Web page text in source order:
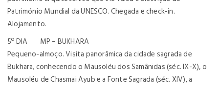
Património Mundial da UNESCO. Chegada e check-in.
Alojamento.
5º DIA MP – BUKHARA
Pequeno-almoço. Visita panorâmica da cidade sagrada de
Bukhara, conhecendo o Mausoléu dos Samânidas (séc. IX-X), o
Mausoléu de Chasmai Ayub e a Fonte Sagrada (séc. XIV), a